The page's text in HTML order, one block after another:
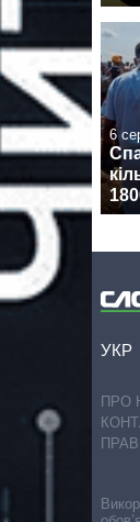
6
УКР
ПРО